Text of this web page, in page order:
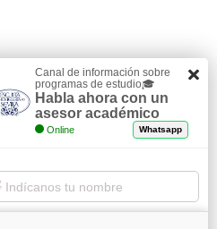
Canal de información sobre
programas de estudio🎓
Habla ahora con un
asesor académico
Online Whatsapp